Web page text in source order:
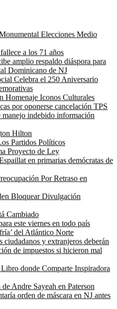
Elecciones Medio
a los 71 años
amplio respaldo diáspora para
Dominicano de NJ
Celebra el 250 Aniversario
Homenaje Iconos Culturales
por oponerse cancelación TPS
indebido información
Hilton
Partidos Políticos
Proyecto de Ley
en primarias demócratas de
Por Retraso en
Bloquear Divulgación
Cambiado
este viernes en todo país
del Atlántico Norte
y extranjeros deberán
de impuestos si hicieron mal
donde Comparte Inspiradora
Andre Sayeah en Paterson
orden de máscara en NJ antes